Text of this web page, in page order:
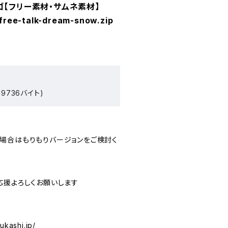
フリー素材・サムネ素材】
talk-dream-snow.zip
バイト)
合はもりもりバージョンをご検討く
よろしくお願いします